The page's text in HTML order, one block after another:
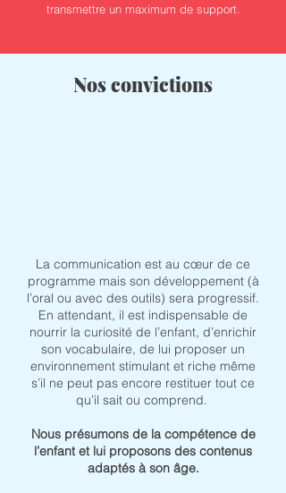
transmettre un maximum de support.
Nos convictions
La communication est au cœur de ce
programme mais son développement (à
l’oral ou avec des outils) sera progressif.
En attendant, il est indispensable de
nourrir la curiosité de l’enfant, d’enrichir
son vocabulaire, de lui proposer un
environnement stimulant et riche même
s’il ne peut pas encore restituer tout ce
qu’il sait ou comprend.
Nous présumons de la compétence de
l’enfant et lui proposons des contenus
adaptés à son âge.